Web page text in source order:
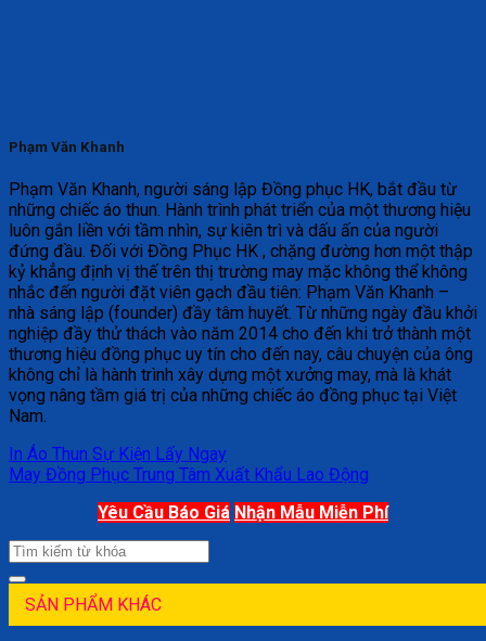
Phạm Văn Khanh
Phạm Văn Khanh, người sáng lập Đồng phục HK, bắt đầu từ
những chiếc áo thun. Hành trình phát triển của một thương hiệu
luôn gắn liền với tầm nhìn, sự kiên trì và dấu ấn của người
đứng đầu. Đối với Đồng Phục HK , chặng đường hơn một thập
kỷ khẳng định vị thế trên thị trường may mặc không thể không
nhắc đến người đặt viên gạch đầu tiên: Phạm Văn Khanh –
nhà sáng lập (founder) đầy tâm huyết. Từ những ngày đầu khởi
nghiệp đầy thử thách vào năm 2014 cho đến khi trở thành một
thương hiệu đồng phục uy tín cho đến nay, câu chuyện của ông
không chỉ là hành trình xây dựng một xưởng may, mà là khát
vọng nâng tầm giá trị của những chiếc áo đồng phục tại Việt
Nam.
In Áo Thun Sự Kiện Lấy Ngay
May Đồng Phục Trung Tâm Xuất Khẩu Lao Động
Yêu Cầu Báo Giá Nhận Mẫu Miễn Phí
SẢN PHẨM KHÁC